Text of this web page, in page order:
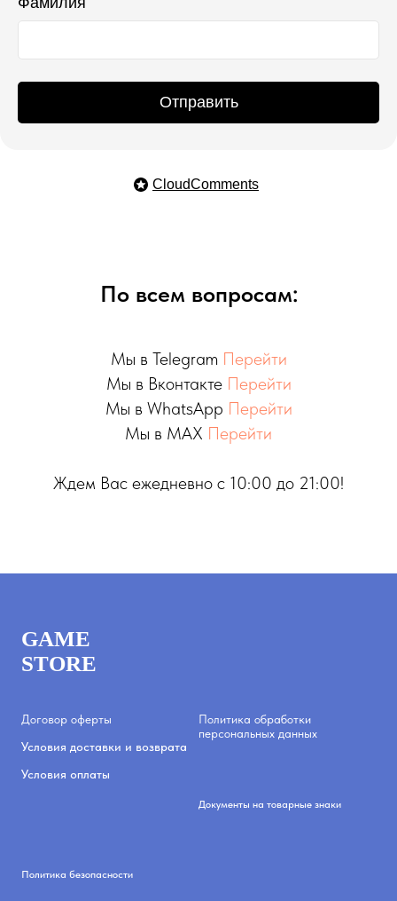
Отправить
CloudComments
По всем вопросам:
Мы в Telegram Перейти
Мы в Вконтакте Перейти
Мы в WhatsApp Перейти
Мы в MAX Перейти
Ждем Вас ежедневно с 10:00 до 21:00!
GAME
STORE
Договор оферты
Условия доставки и возврата
Условия оплаты
Политика обработки
персональных данных
Документы на товарные знаки
Политика безопасности